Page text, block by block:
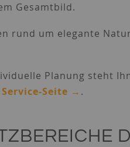
Gesamtbild.
rund um elegante
Planung steht
Seite → .